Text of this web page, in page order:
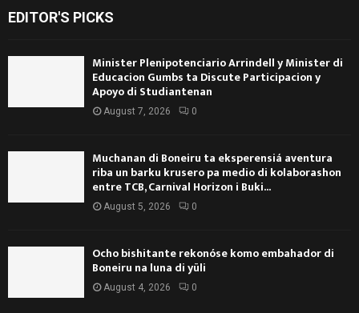
EDITOR'S PICKS
Minister Plenipotenciario Arrindell y Minister di
Educacion Gumbs ta Discute Participacion y
Apoyo di Studiantenan
August 7, 2026 0
Muchanan di Boneiru ta eksperensiá aventura
riba un barku krusero pa medio di kolaborashon
entre TCB, Carnival Horizon i Buki...
August 5, 2026 0
Ocho bishitante rekonóse komo embahador di
Boneiru na luna di yüli
August 4, 2026 0